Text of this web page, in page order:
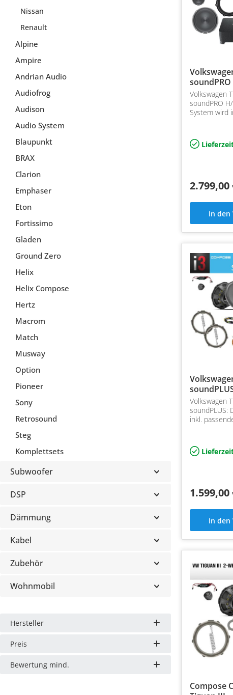
Nissan
Renault
Alpine
Ampire
Andrian Audio
Audiofrog
Audison
Audio System
Blaupunkt
BRAX
Clarion
Emphaser
Eton
Fortissimo
Gladen
Ground Zero
Helix
Helix Compose
Hertz
Macrom
Match
Musway
Option
Pioneer
Sony
Retrosound
Steg
Komplettsets
Subwoofer
DSP
Dämmung
Kabel
Zubehör
Wohnmobil
Hersteller
Preis
Bewertung mind.
Volkswagen
soundPRO
System wird
kommen
Endst…
2.799,00
In den
Volkswagen
soundPLUS:
inkl.
Subwoofer
für top…
In den
Compose